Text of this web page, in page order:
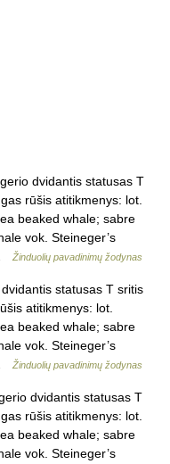
dvidantis statusas T
rūšis atitikmenys: lot.
beaked whale; sabre
vok. Steineger’s
Žinduolių pavadinimų žodynas
statusas T sritis
atitikmenys: lot.
beaked whale; sabre
vok. Steineger’s
Žinduolių pavadinimų žodynas
dvidantis statusas T
rūšis atitikmenys: lot.
beaked whale; sabre
vok. Steineger’s